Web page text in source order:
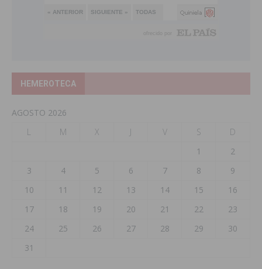
HEMEROTECA
AGOSTO 2026
L
M X J V S
D
1
2
3
4 5 6 7 8
9
10
11 12 13 14 15
16
17
18 19 20 21 22
23
24
25 26 27 28 29
30
31